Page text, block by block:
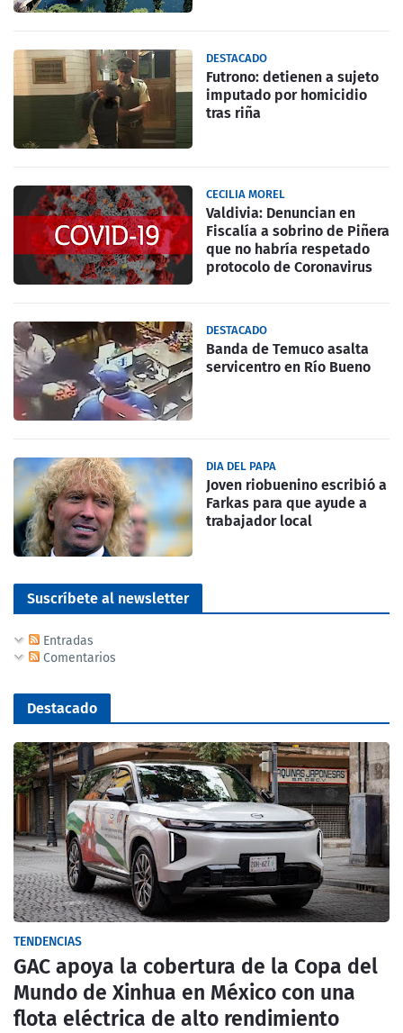
DESTACADO
Futrono: detienen a sujeto
imputado por homicidio
tras riña
CECILIA MOREL
Valdivia: Denuncian en
Fiscalía a sobrino de Piñera
que no habría respetado
protocolo de Coronavirus
DESTACADO
Banda de Temuco asalta
servicentro en Río Bueno
DIA DEL PAPA
Joven riobuenino escribió a
Farkas para que ayude a
trabajador local
Suscríbete al newsletter
Entradas
Comentarios
Destacado
TENDENCIAS
GAC apoya la cobertura de la Copa del
Mundo de Xinhua en México con una
flota eléctrica de alto rendimiento